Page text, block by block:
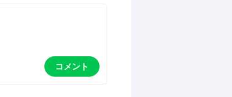
コメント